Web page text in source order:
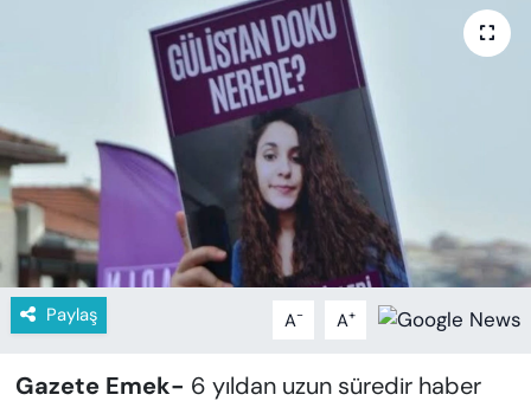
Paylaş A- A+
Gazete Emek- 6 yıldan uzun süredir haber
KÜLTÜR-SANAT
ÖZEL HABER
YAZAR KÖŞESİ
SİYASET
VAN VE DİYARBAKIR HABERLERİ